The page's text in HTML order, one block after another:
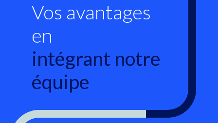
Vos avantages
en
intégrant notre
équipe